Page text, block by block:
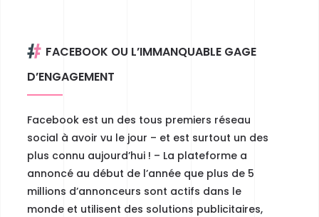
FACEBOOK OU L’IMMANQUABLE GAGE
D’ENGAGEMENT
Facebook est un des tous premiers réseau
social à avoir vu le jour – et est surtout un des
plus connu aujourd’hui ! – La plateforme a
annoncé au début de l’année que plus de 5
millions d’annonceurs sont actifs dans le
monde et utilisent des solutions publicitaires,